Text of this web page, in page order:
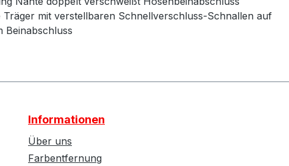
mit verstellbaren Schnellverschluss-Schnallen auf
Beinabschluss
Informationen
Über uns
Farbentfernung